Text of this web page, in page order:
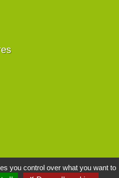
du végétal
you control over what you want to